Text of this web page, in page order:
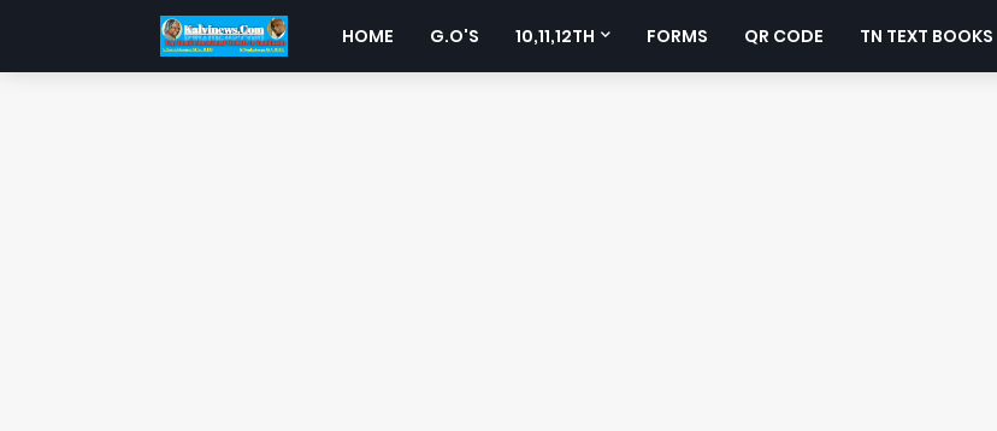
HOME G.O'S 10,11,12TH FORMS QR CODE TN TEXT BOOKS